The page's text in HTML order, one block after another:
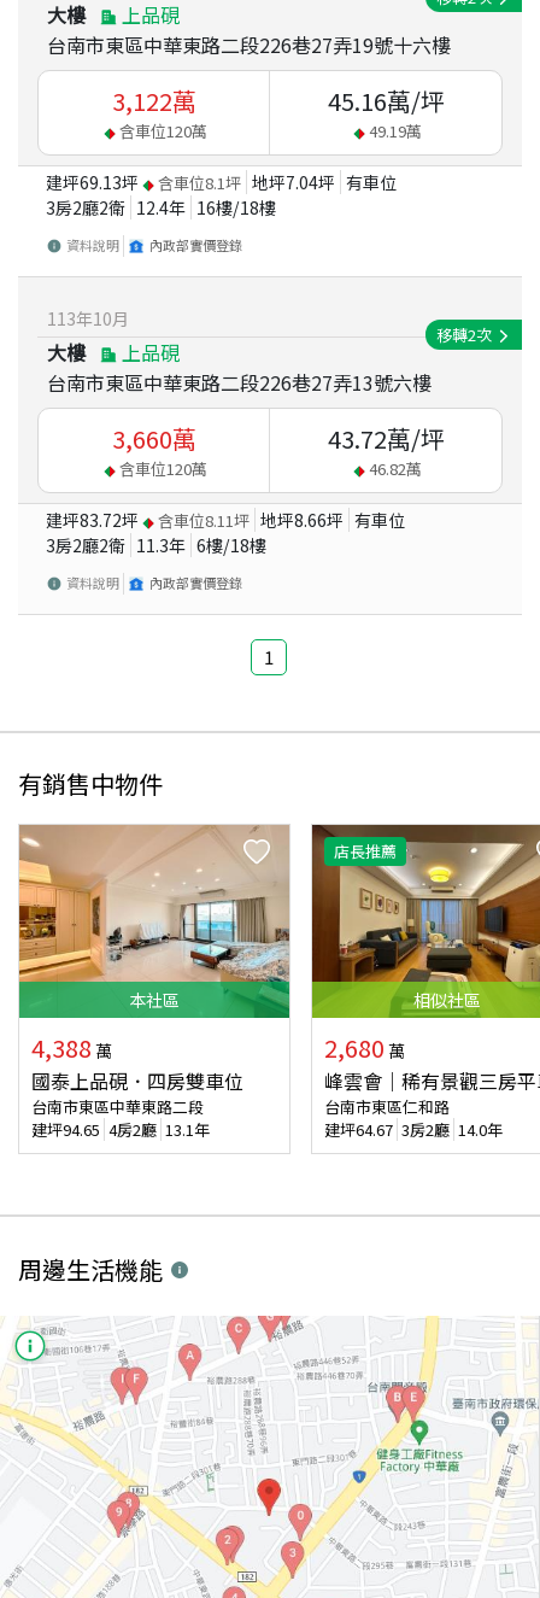
大樓
上品硯
台南市東區中華東路二段226巷27弄19號十六樓
3,122萬
含車位120萬
45.16萬/坪
49.19萬
建坪69.13坪 含車位8.1坪 地坪7.04坪 有車位
3房2廳2衛 12.4年 16樓/18樓
資料說明 內政部實價登錄
113年10月
大樓
上品硯
台南市東區中華東路二段226巷27弄13號六樓
移轉2次
3,660萬
含車位120萬
43.72萬/坪
46.82萬
建坪83.72坪 含車位8.11坪 地坪8.66坪 有車位
3房2廳2衛 11.3年 6樓/18樓
資料說明 內政部實價登錄
1
有銷售中物件
本社區
4,388 萬
國泰上品硯．四房雙車位
台南市東區中華東路二段
建坪94.65 4房2廳 13.1年
店長推薦
相似社區
2,680 萬
峰雲會｜稀有景觀三房
台南市東區仁和路
建坪64.67 3房2廳 14.0年
周邊生活機能